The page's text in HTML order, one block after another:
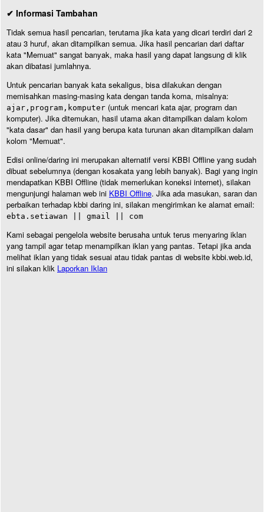
✔ Informasi Tambahan
Tidak semua hasil pencarian, terutama jika kata yang dicari terdiri dari 2
atau 3 huruf, akan ditampilkan semua. Jika hasil pencarian dari daftar
kata "Memuat" sangat banyak, maka hasil yang dapat langsung di klik
akan dibatasi jumlahnya.
Untuk pencarian banyak kata sekaligus, bisa dilakukan dengan
memisahkan masing-masing kata dengan tanda koma, misalnya:
ajar,program,komputer (untuk mencari kata ajar, program dan
komputer). Jika ditemukan, hasil utama akan ditampilkan dalam kolom
"kata dasar" dan hasil yang berupa kata turunan akan ditampilkan dalam
kolom "Memuat".
Edisi online/daring ini merupakan alternatif versi KBBI Offline yang sudah
dibuat sebelumnya (dengan kosakata yang lebih banyak). Bagi yang ingin
mendapatkan KBBI Offline (tidak memerlukan koneksi internet), silakan
mengunjungi halaman web ini KBBI Offline. Jika ada masukan, saran dan
perbaikan terhadap kbbi daring ini, silakan mengirimkan ke alamat email:
ebta.setiawan || gmail || com
Kami sebagai pengelola website berusaha untuk terus menyaring iklan
yang tampil agar tetap menampilkan iklan yang pantas. Tetapi jika anda
melihat iklan yang tidak sesuai atau tidak pantas di website kbbi.web.id,
ini silakan klik Laporkan Iklan